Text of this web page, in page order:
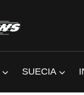
SUECIA